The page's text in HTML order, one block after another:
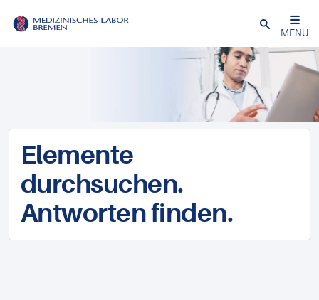
Schließen
MENU
Elemente
durchsuchen.
Antworten finden.